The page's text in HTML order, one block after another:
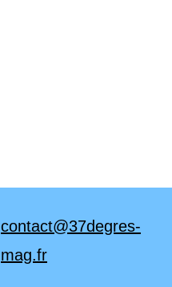
contact@37degres-
mag.fr